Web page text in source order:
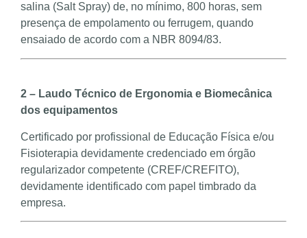
salina (Salt Spray) de, no mínimo, 800 horas, sem
presença de empolamento ou ferrugem, quando
ensaiado de acordo com a NBR 8094/83.
2 – Laudo Técnico de Ergonomia e Biomecânica
dos equipamentos
Certificado por profissional de Educação Física e/ou
Fisioterapia devidamente credenciado em órgão
regularizador competente (CREF/CREFITO),
devidamente identificado com papel timbrado da
empresa.